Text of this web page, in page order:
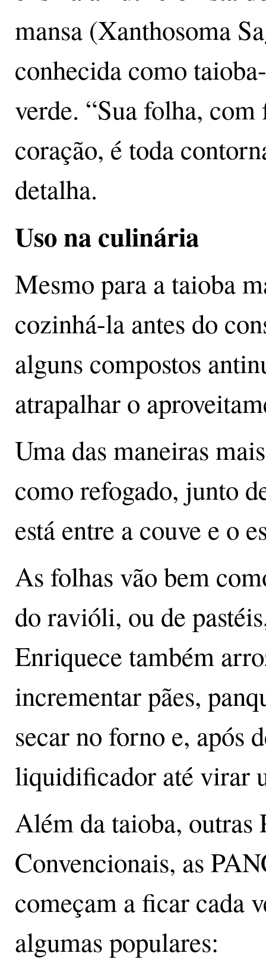
mansa (Xanthosoma
conhecida como
verde. “Sua folha,
coração, é toda
detalha.
Uso na culinária
Mesmo para a taioba
cozinhá-la antes do
alguns compostos
atrapalhar o
Uma das maneiras
como refogado, junto
está entre a couve e o
As folhas vão bem
do ravióli, ou de
Enriquece também
incrementar pães,
secar no forno e, após
liquidificador até virar
Além da taioba,
Convencionais, as
começam a ficar cada
algumas populares: